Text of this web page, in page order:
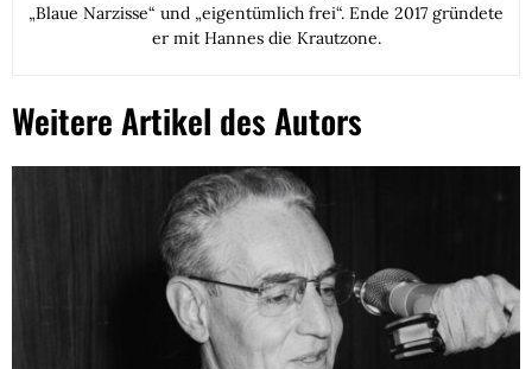
„Blaue Narzisse“ und „eigentümlich frei“. Ende 2017 gründete
er mit Hannes die Krautzone.
Weitere Artikel des Autors